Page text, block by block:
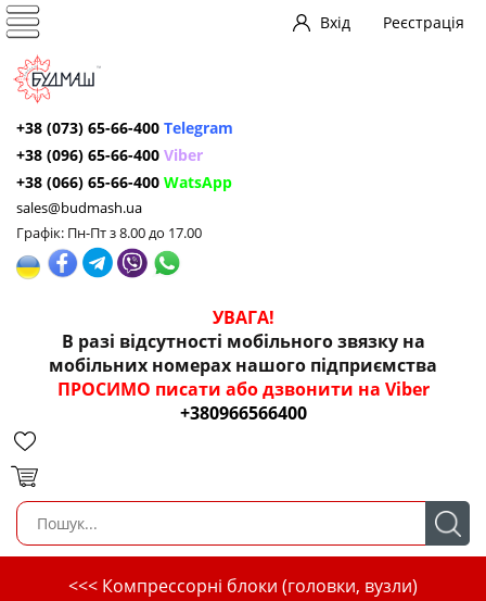
Вхід Реєстрація
+38 (073) 65-66-400 Telegram
+38 (096) 65-66-400 Viber
+38 (066) 65-66-400 WatsApp
sales@budmash.ua
Графік: Пн-Пт з 8.00 до 17.00
УВАГА!
В разі відсутності мобільного звязку на
мобільних номерах нашого підприємства
ПРОСИМО писати або дзвонити на Viber
+380966566400
<<< Компрессорні блоки (головки, вузли)